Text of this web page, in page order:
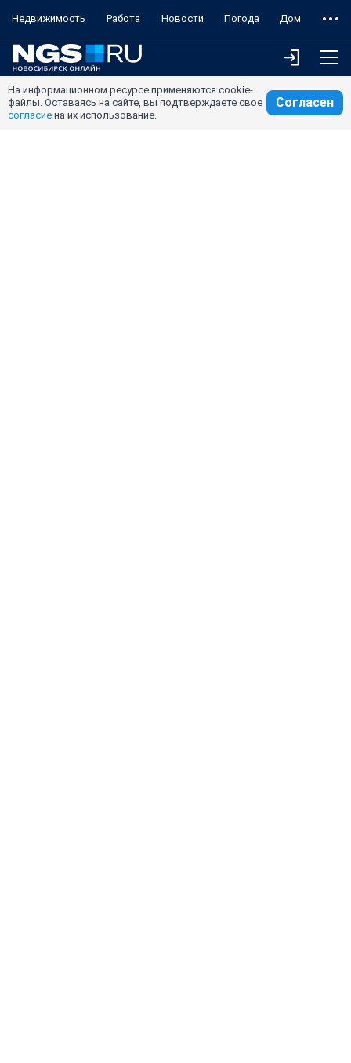
Недвижимость Работа Новости Погода Дом
На информационном ресурсе применяются cookie-
файлы. Оставаясь на сайте, вы подтверждаете свое
согласие на их использование.
Согласен